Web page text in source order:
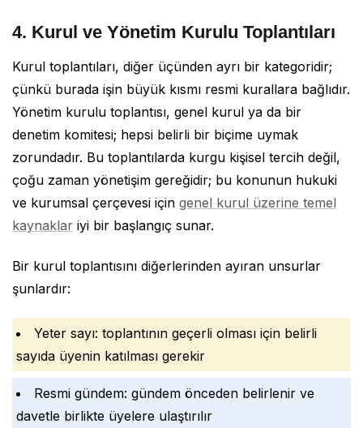
4. Kurul ve Yönetim Kurulu Toplantıları
Kurul toplantıları, diğer üçünden ayrı bir kategoridir;
çünkü burada işin büyük kısmı resmi kurallara bağlıdır.
Yönetim kurulu toplantısı, genel kurul ya da bir
denetim komitesi; hepsi belirli bir biçime uymak
zorundadır. Bu toplantılarda kurgu kişisel tercih değil,
çoğu zaman yönetişim gereğidir; bu konunun hukuki
ve kurumsal çerçevesi için genel kurul üzerine temel
kaynaklar iyi bir başlangıç sunar.
Bir kurul toplantısını diğerlerinden ayıran unsurlar
şunlardır:
Yeter sayı: toplantının geçerli olması için belirli
sayıda üyenin katılması gerekir
Resmi gündem: gündem önceden belirlenir ve
davetle birlikte üyelere ulaştırılır